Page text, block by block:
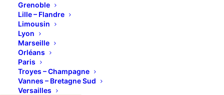
Grenoble
Lille – Flandre
Limousin
Lyon
Marseille
Orléans
Paris
Troyes – Champagne
Vannes – Bretagne Sud
Versailles